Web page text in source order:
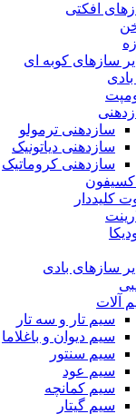
افکتی
سازهای کوبه ای
سازدهنی ترمولو
سازدهنی دیاتونیک
سازدهنی کروماتیک
کلیددار
سازهای بادی
آلات
سیم تار و سه تار
سیم دیوان و باغلاما
سیم سنتور
سیم عود
سیم کمانچه
سیم گیتار